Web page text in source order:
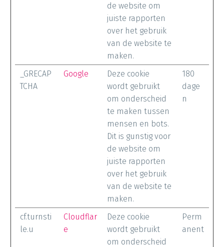
de website om
juiste rapporten
over het gebruik
van de website te
maken.
_GRECAP
TCHA
Google
Deze cookie
wordt gebruikt
om onderscheid
te maken tussen
mensen en bots.
Dit is gunstig voor
de website om
juiste rapporten
over het gebruik
van de website te
maken.
180
dage
n
cf.turnsti
le.u
Cloudflar
e
Deze cookie
wordt gebruikt
om onderscheid
Perm
anent